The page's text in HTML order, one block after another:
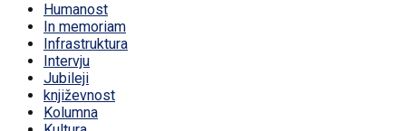
Humanost
In memoriam
Infrastruktura
Intervju
Jubileji
književnost
Kolumna